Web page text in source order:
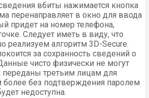
вбиты нажимается кнопка
перенаправляет в окно для ввода
придет на номер телефона,
Следует иметь в виду, что
реализуем алгоритм 3D-Secure.
за сохранность сведений о
чисто физически не могут
третьим лицам для
более без подтверждения паролем
недоступна.